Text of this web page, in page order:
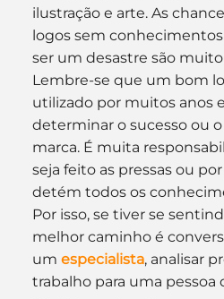
ilustração e arte. As
logos sem
ser um desastre são
Lembre-se que um bom
utilizado por muitos anos
determinar o sucesso ou
marca. É muita
seja feito as pressas ou
detém todos os
Por isso, se tiver se
melhor caminho é
um especialista, analisar
trabalho para uma pessoa